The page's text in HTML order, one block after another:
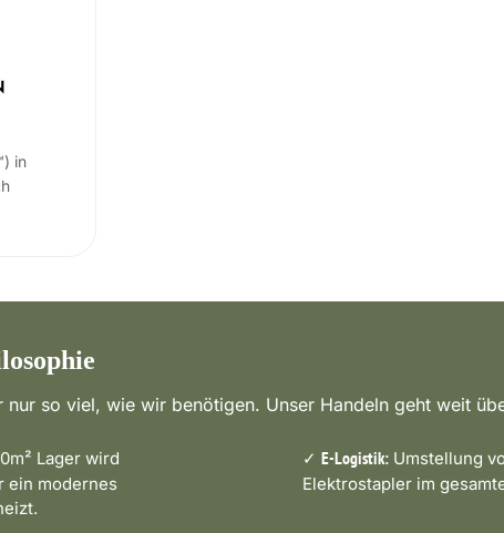
in
nur so viel, wie wir benötigen. Unser Handeln geht weit
Lager wird
ein modernes
✓ E-Logistik: Umstellung
Elektrostapler im